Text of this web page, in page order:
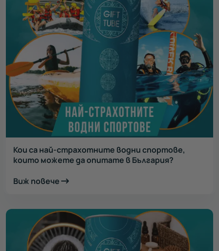
Кои са най-страхотните водни спортове,
които можете да опитате в България?
Виж повече